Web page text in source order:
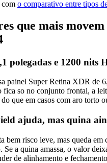
com o comparativo entre tipos
que mais
polegadas e 1200 nits
painel Super Retina XDR de
fica so no conjunto frontal, a
que em casos com aro torto
ajuda, mas quina
bem risco leve, mas queda em
Se a quina amassa, o valor
de alinhamento e